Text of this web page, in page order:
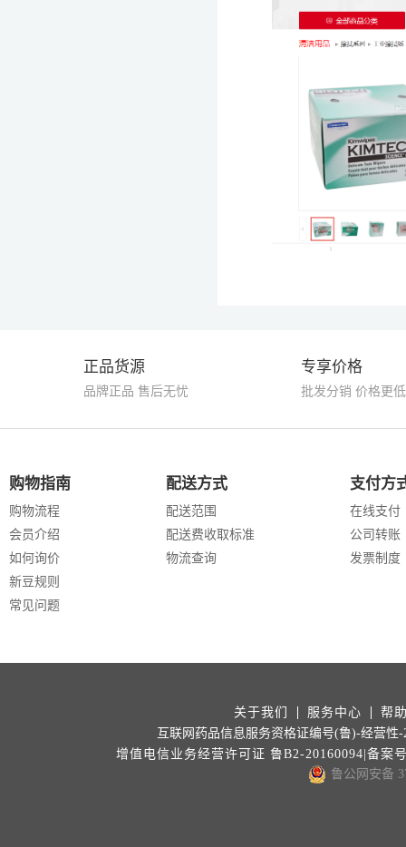
正品货源
品牌正品 售后无忧
专享价格
批发分销 价格更低
购物指南
购物流程
会员介绍
如何询价
新豆规则
常见问题
配送方式
配送范围
配送费收取标准
物流查询
支付方
在线支付
公司转账
发票制度
关于我们 服务中心
帮
互联网药品信息服务资格证编号(鲁)-经营性-
增值电信业务经营许可证 鲁B2-20160094|备案
鲁公网安备